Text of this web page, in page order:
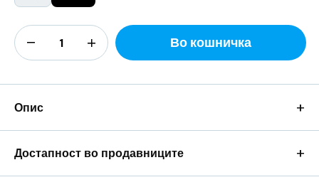
Во кошничка
Опис +
Достапност во продавниците +